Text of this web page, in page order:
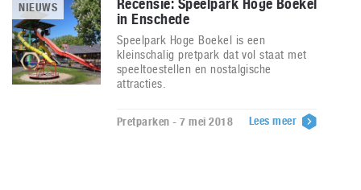
NIEUWS
Recensie: Speelpark Hoge Boekel
in Enschede
Speelpark Hoge Boekel is een
kleinschalig pretpark dat vol staat met
speeltoestellen en nostalgische
attracties.
Pretparken - 7 mei 2018 Lees meer